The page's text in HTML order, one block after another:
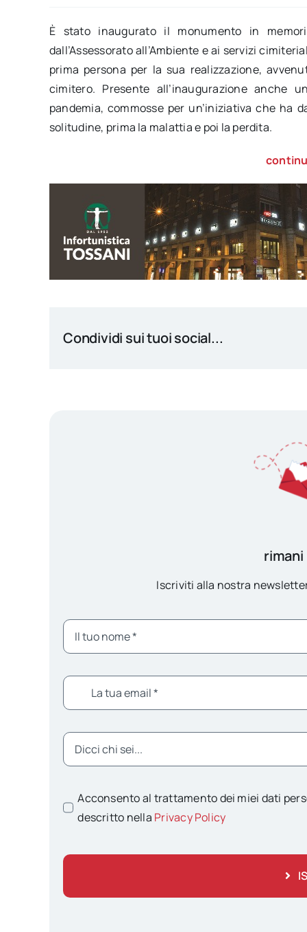
È stato inaugurato il monumento in
dall’Assessorato all’Ambiente e ai servizi
prima persona per la sua realizzazione,
cimitero. Presente all’inaugurazione anche
pandemia, commosse per un’iniziativa che
solitudine, prima la malattia e poi la perdita.
Condividi sui tuoi social...
Iscriviti alla nostra
Acconsento al trattamento dei miei dati
descritto nella Privacy Policy